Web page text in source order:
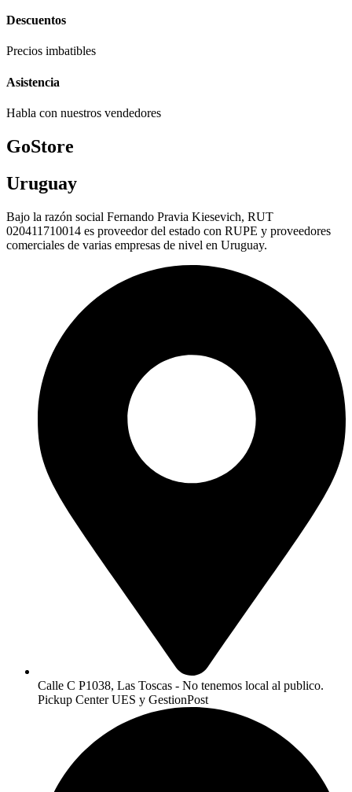
Descuentos
Precios imbatibles
Asistencia
Habla con nuestros vendedores
GoStore
Uruguay
Bajo la razón social Fernando Pravia Kiesevich, RUT
020411710014 es proveedor del estado con RUPE y proveedores
comerciales de varias empresas de nivel en Uruguay.
Calle C P1038, Las Toscas - No tenemos local al publico.
Pickup Center UES y GestionPost